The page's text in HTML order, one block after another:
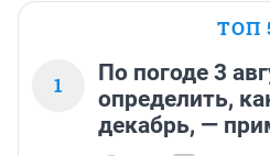
ТОП
1
По погоде 3
определить,
декабрь, —